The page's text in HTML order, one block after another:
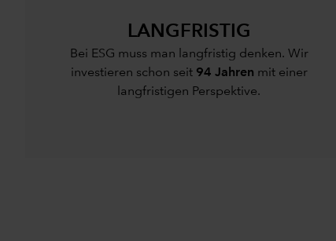
LANGFRISTIG
Bei ESG muss man langfristig denken. Wir
investieren schon seit 94 Jahren mit einer
langfristigen Perspektive.